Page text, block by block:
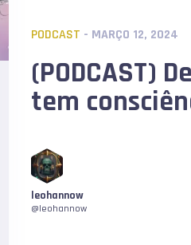
PODCAST - MARÇO 12, 2024
(PODCAST)
tem
leohannow
@leohannow